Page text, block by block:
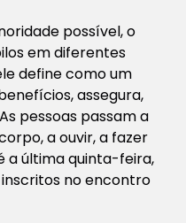
possível, o
em diferentes
define como um
assegura,
pessoas passam a
a ouvir, a fazer
a última quinta-feira,
no encontro